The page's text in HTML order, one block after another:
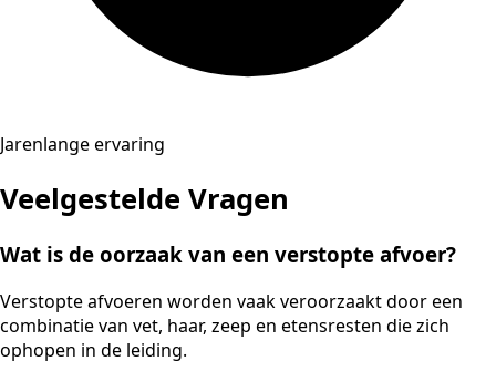
Jarenlange ervaring
Veelgestelde Vragen
Wat is de oorzaak van een verstopte afvoer?
Verstopte afvoeren worden vaak veroorzaakt door een
combinatie van vet, haar, zeep en etensresten die zich
ophopen in de leiding.